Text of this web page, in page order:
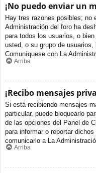
¡No puedo enviar un
Hay tres razones posibles; no
Administración del foro ha
para todos los usuarios, o
usted, o su grupo de
Comuníquese con La
Arriba
¡Recibo mensajes
Si está recibiendo mensajes
particular, puede bloquearlo
de las opciones del Panel de
para informar o reportar
comunicarlo a La
Arriba